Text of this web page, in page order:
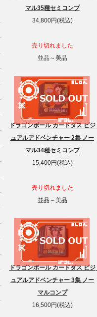
マル35種セミコンプ
34,800円(税込)
売り切れました
並品～美品
ドラゴンボール カードダス ビジ
ュアルアドベンチャー 2集 ノー
マル34種セミコンプ
15,400円(税込)
売り切れました
並品～美品
ドラゴンボール カードダス ビジ
ュアルアドベンチャー 3集 ノー
マルコンプ
16,500円(税込)